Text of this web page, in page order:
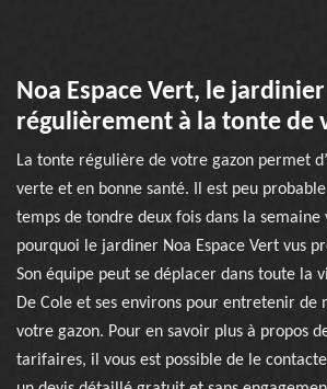
Noa Espace Vert, le
régulièrement à la tonte de
La tonte régulière de votre gazon permet
verte et en bonne santé. Il est peu
temps de tondre deux fois dans la semaine
pourquoi le jardiner Noa Espace Vert vus
Son équipe peut se déplacer dans toute la
De Cole et ses environs pour entretenir
votre gazon. Pour en savoir plus à propos
tarifaires, il vous est possible de le